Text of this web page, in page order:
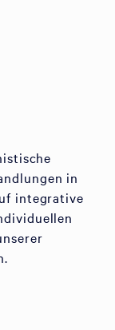
in
integrative